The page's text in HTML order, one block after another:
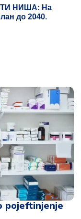
НИША: На
до 2040.
pojeftinjenje